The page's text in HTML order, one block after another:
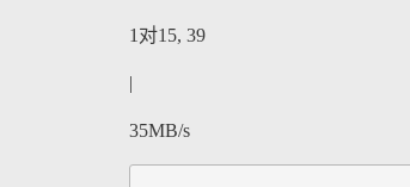
1对15, 39
|
35MB/s